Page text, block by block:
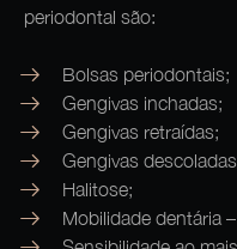
periodontal são:
Bolsas periodontais;
Gengivas inchadas;
Gengivas retraídas;
Gengivas
Halitose;
Mobilidade dentária